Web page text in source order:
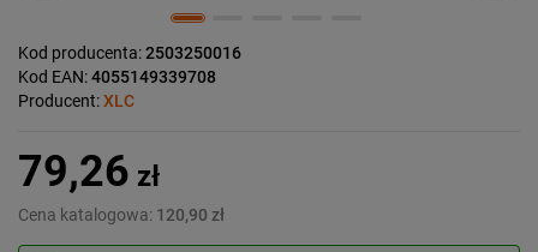
Kod producenta:2503250016
Kod EAN:4055149339708
Producent:XLC
79,26 zł
Cena katalogowa: 120,90 zł